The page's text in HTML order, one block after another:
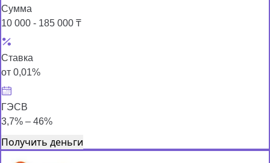
Сумма
10 000 - 185 000 ₸
Ставка
от 0,01%
ГЭСВ
3,7% – 46%
Получить деньги